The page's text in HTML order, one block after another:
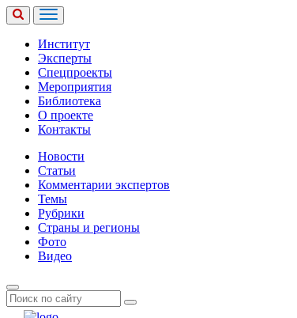
Институт
Эксперты
Спецпроекты
Мероприятия
Библиотека
О проекте
Контакты
Новости
Статьи
Комментарии экспертов
Темы
Рубрики
Страны и регионы
Фото
Видео